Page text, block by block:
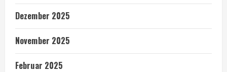
Dezember 2025
November 2025
Februar 2025